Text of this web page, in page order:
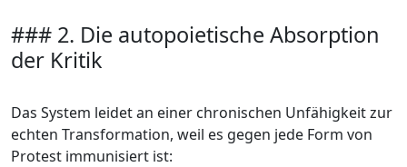
### 2. Die autopoietische Absorption
der Kritik
Das System leidet an einer chronischen Unfähigkeit zur
echten Transformation, weil es gegen jede Form von
Protest immunisiert ist: